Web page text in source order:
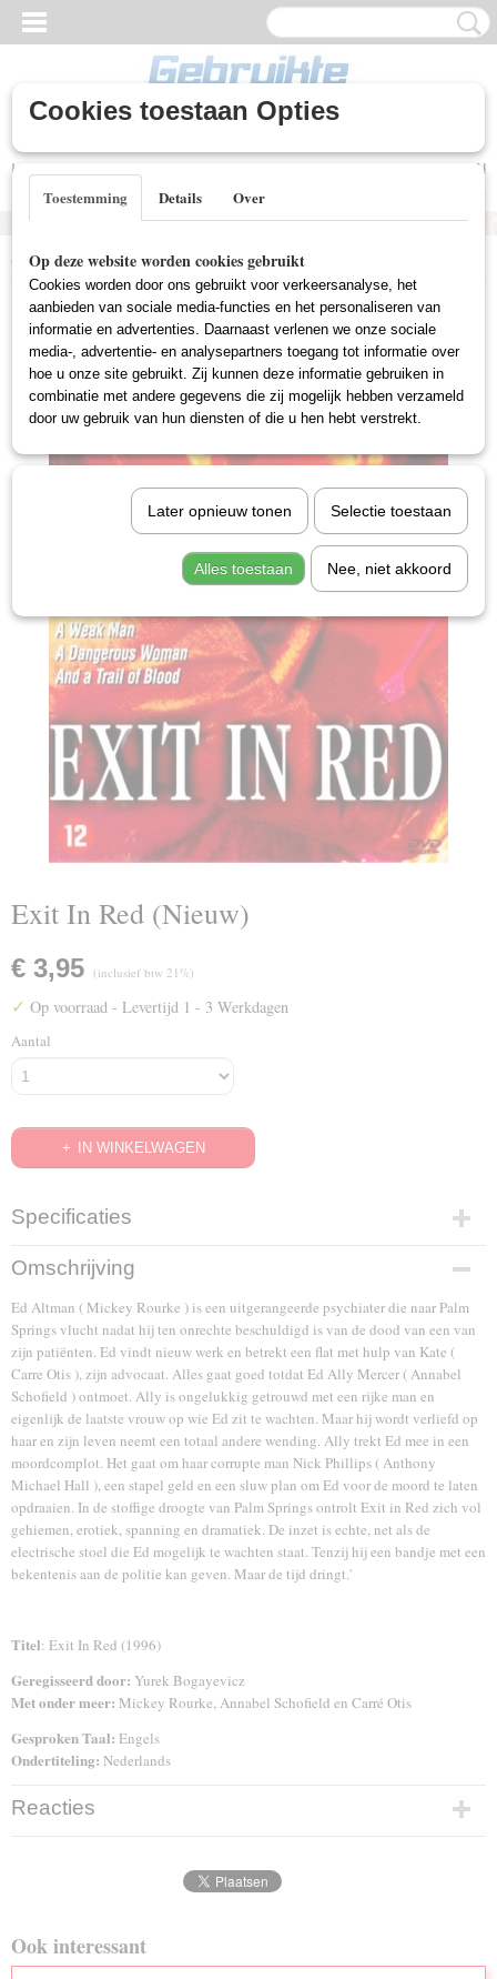
Inloggen
UW WINKELWAGEN
Home >Nieuwe DVD's>Thriller (Nieuw)>
Exit In Red (Nieuw)
€ 3,95 (inclusief btw 21%)
✓ Op voorraad - Levertijd 1 - 3 Werkdagen
Aantal
IN WINKELWAGEN
Specificaties
EAN code
8715664007563
Omschrijving
Ed Altman ( Mickey Rourke ) is een uitgerangeerde psychiater die naar Palm
Springs vlucht nadat hij ten onrechte beschuldigd is van de dood van een van
zijn patiënten. Ed vindt nieuw werk en betrekt een flat met hulp van Kate (
Carre Otis ), zijn advocaat. Alles gaat goed totdat Ed Ally Mercer ( Annabel
Schofield ) ontmoet. Ally is ongelukkig getrouwd met een rijke man en
eigenlijk de laatste vrouw op wie Ed zit te wachten. Maar hij wordt verliefd op
haar en zijn leven neemt een totaal andere wending. Ally trekt Ed mee in een
moordcomplot. Het gaat om haar corrupte man Nick Phillips ( Anthony
Michael Hall ), een stapel geld en een sluw plan om Ed voor de moord te laten
opdraaien. In de stoffige droogte van Palm Springs ontrolt Exit in Red zich vol
gehiemen, erotiek, spanning en dramatiek. De inzet is echte, net als de
electrische stoel die Ed mogelijk te wachten staat. Tenzij hij een bandje met een
bekentenis aan de politie kan geven. Maar de tijd dringt.'
Titel: Exit In Red (1996)
Geregisseerd door: Yurek Bogayevicz
Met onder meer: Mickey Rourke, Annabel Schofield en Carré Otis
Gesproken Taal: Engels
Ondertiteling: Nederlands
Reacties
Ook interessant
Cookies toestaan Opties
Toestemming Details Over
Op deze website worden cookies gebruikt
Cookies worden door ons gebruikt voor verkeersanalyse, het
aanbieden van sociale media-functies en het personaliseren van
informatie en advertenties. Daarnaast verlenen we onze sociale
media-, advertentie- en analysepartners toegang tot informatie over
hoe u onze site gebruikt. Zij kunnen deze informatie gebruiken in
combinatie met andere gegevens die zij mogelijk hebben verzameld
door uw gebruik van hun diensten of die u hen hebt verstrekt.
Later opnieuw tonen Selectie toestaan
Alles toestaan Nee, niet akkoord